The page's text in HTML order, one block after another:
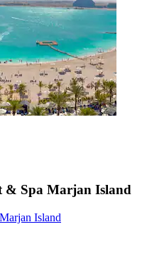
& Spa Marjan Island
Island